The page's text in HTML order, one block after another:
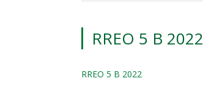
RREO 5 B 2022
RREO 5 B 2022